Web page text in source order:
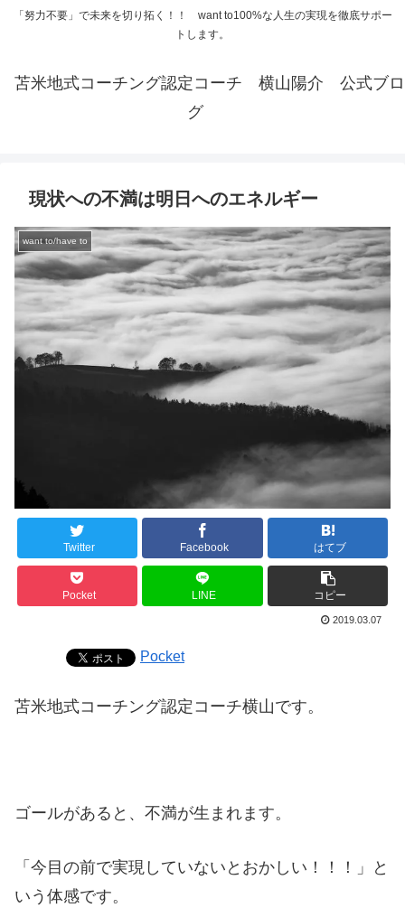
「努力不要」で未来を切り拓く！！ want to100%な人生の実現を徹底サポー
トします。
苫米地式コーチング認定コーチ 横山陽介 公式ブロ
グ
現状への不満は明日へのエネルギー
want to/have to
Twitter Facebook はてブ
Pocket LINE コピー
2019.03.07
Pocket
苫米地式コーチング認定コーチ横山です。
ゴールがあると、不満が生まれます。
「今目の前で実現していないとおかしい！！！」と
いう体感です。